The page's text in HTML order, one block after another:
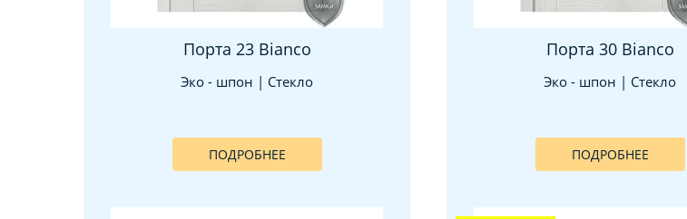
Порта 23 Bianco
Эко - шпон | Стекло
ПОДРОБНЕЕ
Порта 30 Bianco
Эко - шпон | Стекло
ПОДРОБНЕЕ